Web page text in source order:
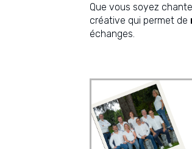
Que vous soyez
créative qui permet de
échanges.